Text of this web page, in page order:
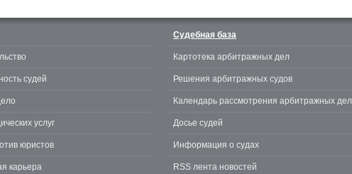
судей
услуг
юристов
карьера
Судебная база
Картотека арбитражных дел
Решения арбитражных судов
Календарь рассмотрения арбитражных дел
Досье судей
Информация о судах
RSS лента новостей